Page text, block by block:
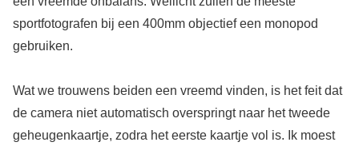
sportfotografen bij een 400mm objectief een monopod
gebruiken.
Wat we trouwens beiden een vreemd vinden, is het feit dat
de camera niet automatisch overspringt naar het tweede
geheugenkaartje, zodra het eerste kaartje vol is. Ik moest